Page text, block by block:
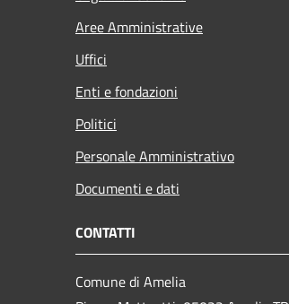
Aree Amministrative
Uffici
Enti e fondazioni
Politici
Personale Amministrativo
Documenti e dati
CONTATTI
Comune di Amelia